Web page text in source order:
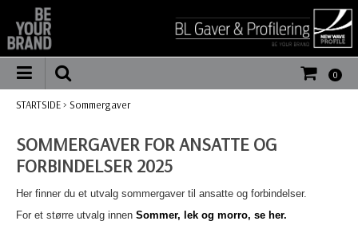
0
STARTSIDE> Sommergaver
SOMMERGAVER FOR ANSATTE OG
FORBINDELSER 2025
Her finner du et utvalg sommergaver til ansatte og forbindelser.
For et større utvalg innen Sommer, lek og morro, se her.